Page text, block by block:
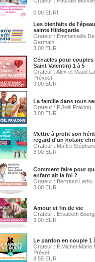
0.00 EUR!
Les bienfaits de
sainte Hildegarde
Orateur : Emmanuelle
Germain
3.00 EUR
Cénacles pour couples
Saint Valentin) 1 à 5
Orateur : Alex et Maud
Prévost
9.00 EUR
La famille dans tous
Orateur : P.Joël Pralong
3.00 EUR
Mettre à profit son
regard d'un notaire
Orateur : Maître
3.00 EUR
Comment faire pour
enfant ait la foi ?
Orateur : Bertrand Lethu
3.00 EUR
Amour et fin de vie
Orateur : Elisabeth
3.00 EUR
Le pardon en couple 1
Orateur : P.Michel-Marie
Prével
8.55 EUR